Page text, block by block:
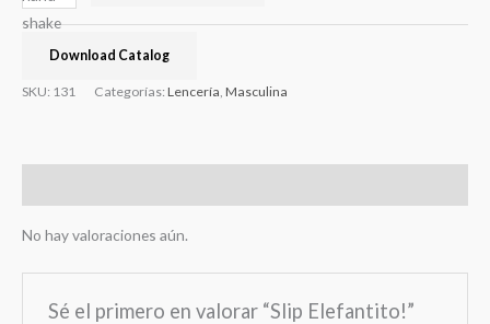
Download Catalog
SKU: 131 Categorías: Lencería, Masculina
No hay valoraciones aún.
Sé el primero en valorar “Slip Elefantito!”